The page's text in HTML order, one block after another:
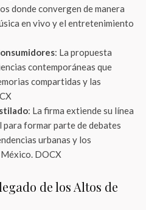
donde convergen de manera
en vivo y el entretenimiento
: La propuesta
contemporáneas que
compartidas y las
: La firma extiende su línea
para formar parte de debates
urbanas y los
DOCX
de los Altos de